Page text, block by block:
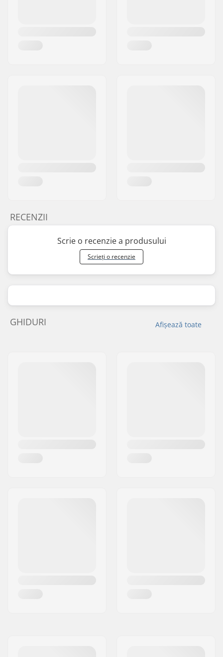
RECENZII
Scrie o recenzie a produsului
Scrieți o recenzie
Afișează toate
GHIDURI